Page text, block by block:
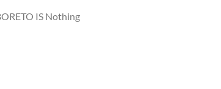
IS Nothing